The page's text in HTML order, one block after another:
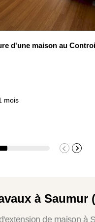
haut de gamme
d'une maison au
mois
à Saumur
de maison à